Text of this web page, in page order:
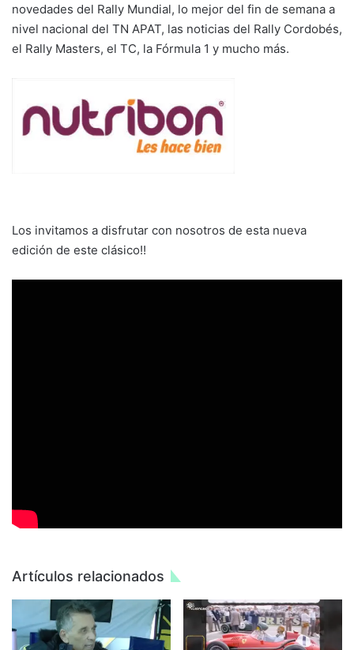
novedades del Rally Mundial, lo mejor del fin de semana a
nivel nacional del TN APAT, las noticias del Rally Cordobés,
el Rally Masters, el TC, la Fórmula 1 y mucho más.
Los invitamos a disfrutar con nosotros de esta nueva
edición de este clásico!!
Artículos relacionados